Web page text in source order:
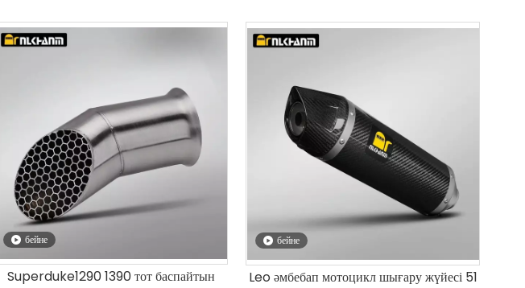
бейне
Leo әмбебап мотоцикл шығару жүйесі 51
бейне
Superduke1290 1390 тот баспайтын